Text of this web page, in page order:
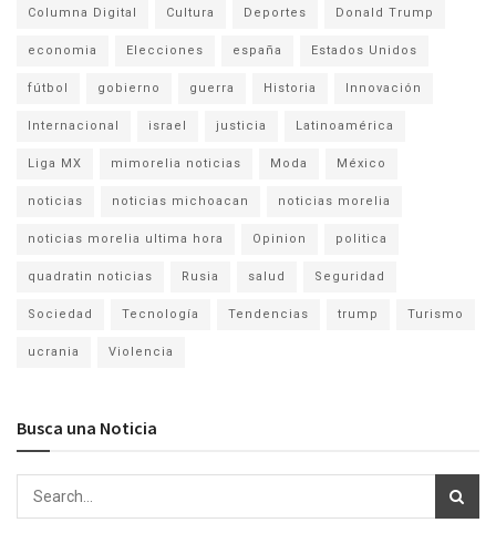
Columna Digital Cultura Deportes Donald Trump
economia Elecciones españa Estados Unidos
fútbol gobierno guerra Historia Innovación
Internacional israel justicia Latinoamérica
Liga MX mimorelia noticias Moda México
noticias noticias michoacan noticias morelia
noticias morelia ultima hora Opinion politica
quadratin noticias Rusia salud Seguridad
Sociedad Tecnología Tendencias trump Turismo
ucrania Violencia
Busca una Noticia